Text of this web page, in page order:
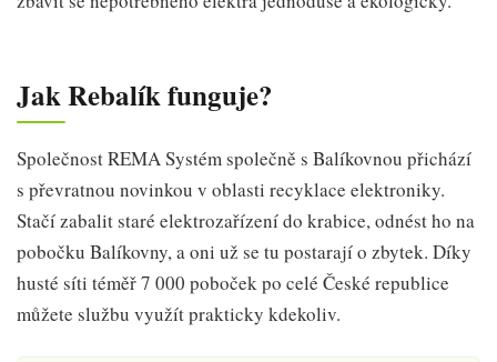
Jak Rebalík funguje?
Společnost REMA Systém společně s Balíkovnou přichází
s převratnou novinkou v oblasti recyklace elektroniky.
Stačí zabalit staré elektrozařízení do krabice, odnést ho na
pobočku Balíkovny, a oni už se tu postarají o zbytek. Díky
husté síti téměř 7 000 poboček po celé České republice
můžete službu využít prakticky kdekoliv.